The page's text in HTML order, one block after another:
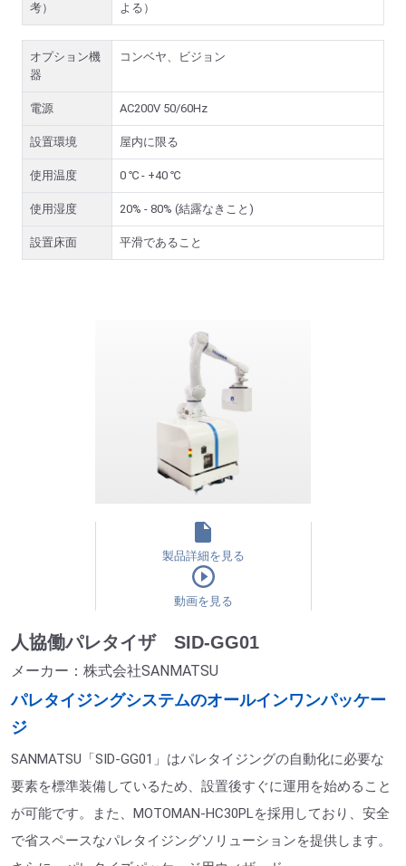
考）
よる）
オプション機
器
コンベヤ、ビジョン
電源 AC200V 50/60Hz
設置環境 屋内に限る
使用温度 0 ℃ - +40 ℃
使用湿度 20% - 80% (結露なきこと)
設置床面 平滑であること
製品詳細を見る
動画を見る
人協働パレタイザ SID-GG01
メーカー：株式会社SANMATSU
パレタイジングシステムのオールインワンパッケー
ジ
SANMATSU「SID-GG01」はパレタイジングの自動化に必要な
要素を標準装備しているため、設置後すぐに運用を始めること
が可能です。また、MOTOMAN-HC30PLを採用しており、安全
で省スペースなパレタイジングソリューションを提供します。